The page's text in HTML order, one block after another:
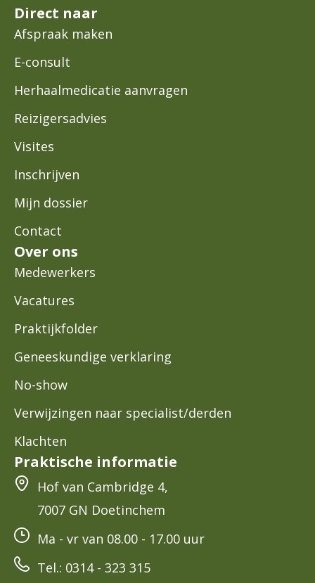
Direct naar
Afspraak maken
E-consult
Herhaalmedicatie aanvragen
Reizigersadvies
Visites
Inschrijven
Mijn dossier
Contact
Over ons
Medewerkers
Vacatures
Praktijkfolder
Geneeskundige verklaring
No-show
Verwijzingen naar specialist/derden
Klachten
Praktische informatie
Hof van Cambridge 4,
7007 GN Doetinchem
Ma - vr van 08.00 - 17.00 uur
Tel.: 0314 - 323 315